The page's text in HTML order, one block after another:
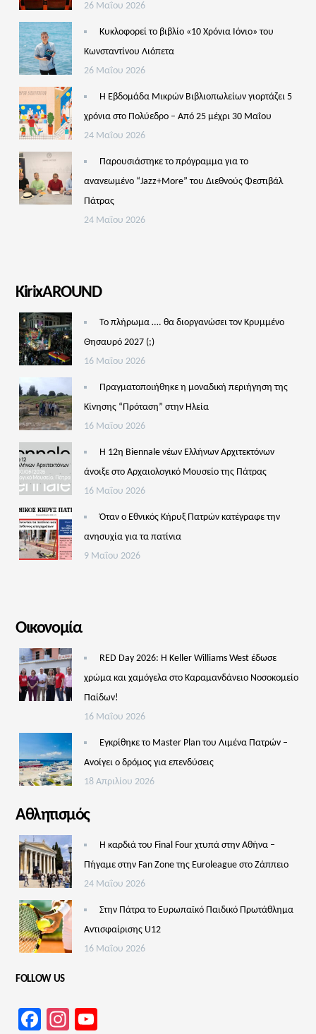
26 Μαΐου 2026
Κυκλοφορεί το βιβλίο «10 Χρόνια Ιόνιο» του
Κωνσταντίνου Λιόπετα
26 Μαΐου 2026
Η Εβδομάδα Μικρών Βιβλιοπωλείων γιορτάζει 5
χρόνια στο Πολύεδρο – Από 25 μέχρι 30 Μαΐου
24 Μαΐου 2026
Παρουσιάστηκε το πρόγραμμα για το
ανανεωμένο “Jazz+More” του Διεθνούς Φεστιβάλ
Πάτρας
24 Μαΐου 2026
KirixAROUND
Το πλήρωμα …. θα διοργανώσει τον Κρυμμένο
Θησαυρό 2027 (;)
16 Μαΐου 2026
Πραγματοποιήθηκε η μοναδική περιήγηση της
Κίνησης “Πρόταση” στην Ηλεία
16 Μαΐου 2026
Η 12η Biennale νέων Ελλήνων Αρχιτεκτόνων
άνοιξε στο Αρχαιολογικό Μουσείο της Πάτρας
16 Μαΐου 2026
Όταν ο Εθνικός Κήρυξ Πατρών κατέγραφε την
ανησυχία για τα πατίνια
9 Μαΐου 2026
Οικονομία
RED Day 2026: Η Keller Williams West έδωσε
χρώμα και χαμόγελα στο Καραμανδάνειο Νοσοκομείο
Παίδων!
16 Μαΐου 2026
Εγκρίθηκε το Master Plan του Λιμένα Πατρών –
Aνοίγει ο δρόμος για επενδύσεις
18 Απριλίου 2026
Αθλητισμός
Η καρδιά του Final Four χτυπά στην Αθήνα –
Πήγαμε στην Fan Zone της Euroleague στο Ζάππειο
24 Μαΐου 2026
Στην Πάτρα το Ευρωπαϊκό Παιδικό Πρωτάθλημα
Αντισφαίρισης U12
16 Μαΐου 2026
FOLLOW US
Facebook
Instagram